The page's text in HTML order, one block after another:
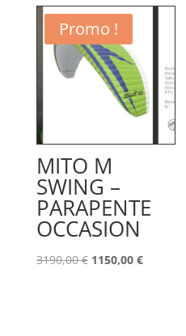
Promo !
MITO M
SWING –
PARAPENTE
OCCASION
3190,00€ Le
1150,00 €Le